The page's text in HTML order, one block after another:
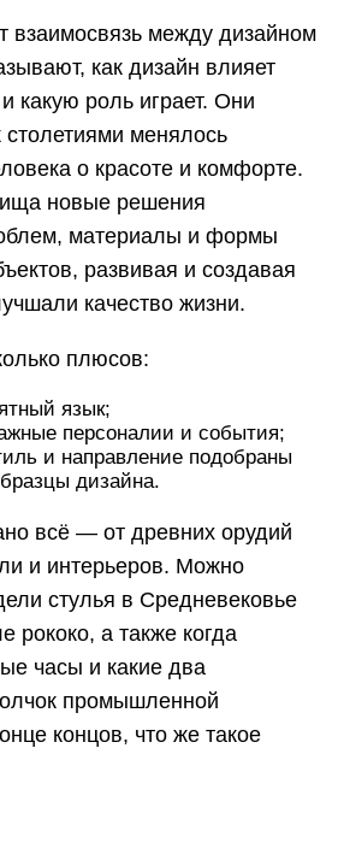
взаимосвязь между дизайном
как дизайн влияет
какую роль играет. Они
столетиями менялось
о красоте и комфорте.
новые решения
материалы и формы
развивая и создавая
качество жизни.
плюсов:
язык;
персоналии и события;
и направление подобраны
дизайна.
всё — от древних орудий
и интерьеров. Можно
стулья в Средневековье
рококо, а также когда
часы и какие два
промышленной
концов, что же такое